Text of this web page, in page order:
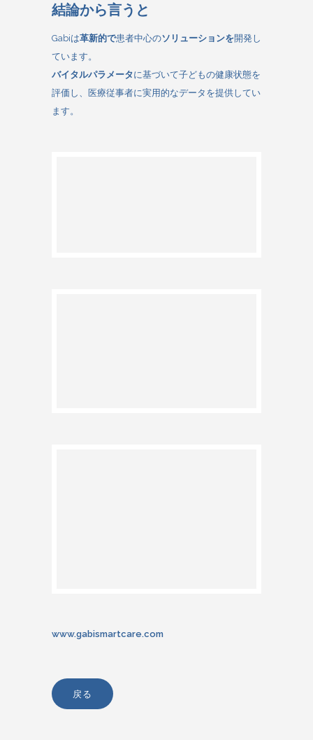
結論から言うと
Gabiは革新的で患者中心のソリューションを開発し
ています。
バイタルパラメータに基づいて子どもの健康状態を
評価し、医療従事者に実用的なデータを提供してい
ます。
www.gabismartcare.com
戻る